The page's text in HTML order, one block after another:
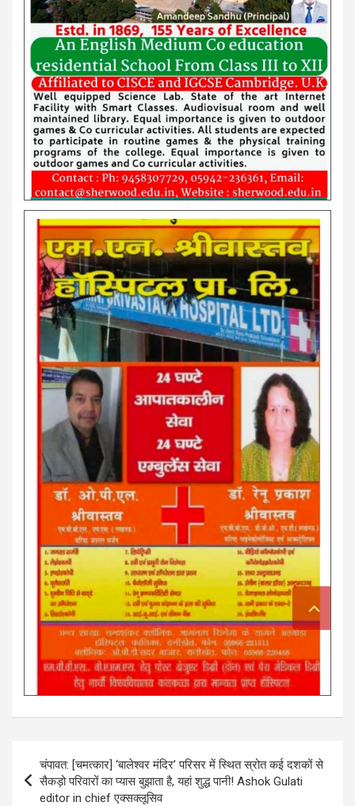
Post
navigation
चंपावत: [चमत्कार] ‘बालेश्वर मंदिर’ परिसर में स्थित स्रोत कई दशकों से
सैकड़ो परिवारों का प्यास बुझाता है, यहां शुद्ध पानी! Ashok Gulati
editor in chief एक्सक्लूसिव